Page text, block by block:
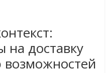
на доставку
возможностей